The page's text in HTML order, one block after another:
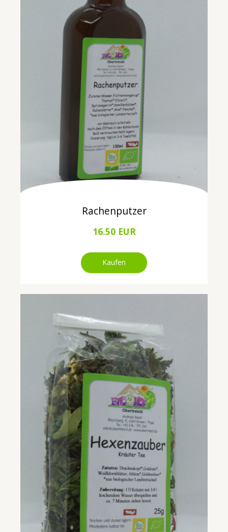
Rachenputzer
16.50 EUR
Kaufen